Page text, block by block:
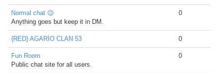
Normal chat 😉
Anything goes but keep it in DM.
0
{RED} AGARİO CLAN 53 0
Fun Room
Public chat site for all users.
0